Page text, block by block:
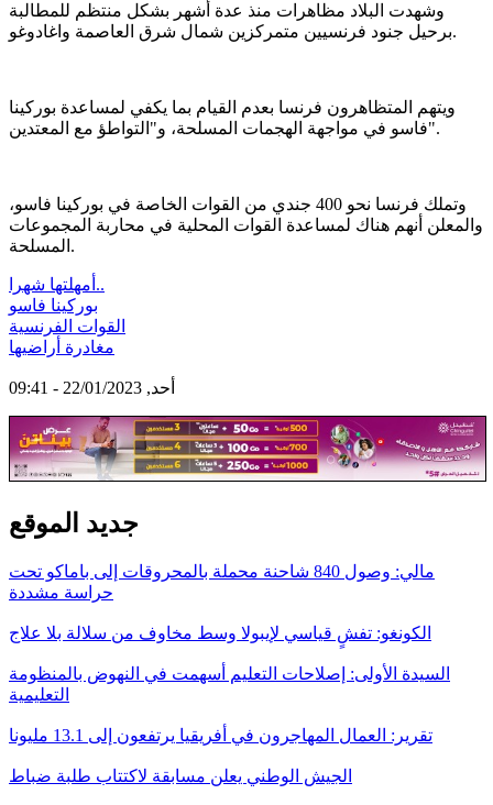
وشهدت البلاد مظاهرات منذ عدة أشهر بشكل منتظم للمطالبة
برحيل جنود فرنسيين متمركزين شمال شرق العاصمة واغادوغو.
ويتهم المتظاهرون فرنسا بعدم القيام بما يكفي لمساعدة بوركينا
فاسو في مواجهة الهجمات المسلحة، و"التواطؤ مع المعتدين".
وتملك فرنسا نحو 400 جندي من القوات الخاصة في بوركينا فاسو،
والمعلن أنهم هناك لمساعدة القوات المحلية في محاربة المجموعات
المسلحة.
أمهلتها شهرا..
بوركينا فاسو
القوات الفرنسية
مغادرة أراضيها
أحد, 22/01/2023 - 09:41
جديد الموقع
مالي: وصول 840 شاحنة محملة بالمحروقات إلى باماكو تحت
حراسة مشددة
الكونغو: تفشٍ قياسي لإيبولا وسط مخاوف من سلالة بلا علاج
السيدة الأولى: إصلاحات التعليم أسهمت في النهوض بالمنظومة
التعليمية
تقرير: العمال المهاجرون في أفريقيا يرتفعون إلى 13.1 مليونا
الجيش الوطني يعلن مسابقة لاكتتاب طلبة ضباط